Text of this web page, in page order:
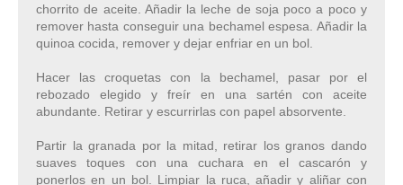
chorrito de aceite. Añadir la leche de soja poco a poco y
remover hasta conseguir una bechamel espesa. Añadir la
quinoa cocida, remover y dejar enfriar en un bol.
Hacer las croquetas con la bechamel, pasar por el
rebozado elegido y freír en una sartén con aceite
abundante. Retirar y escurrirlas con papel absorvente.
Partir la granada por la mitad, retirar los granos dando
suaves toques con una cuchara en el cascarón y
ponerlos en un bol. Limpiar la ruca, añadir y aliñar con